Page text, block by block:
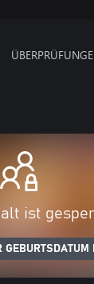
ist
GEBURTSDATUM